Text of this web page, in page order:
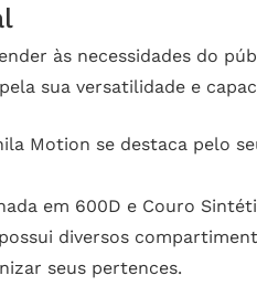
às necessidades do
sua versatilidade e
Motion se destaca pelo
em 600D e Couro
diversos
seus pertences.